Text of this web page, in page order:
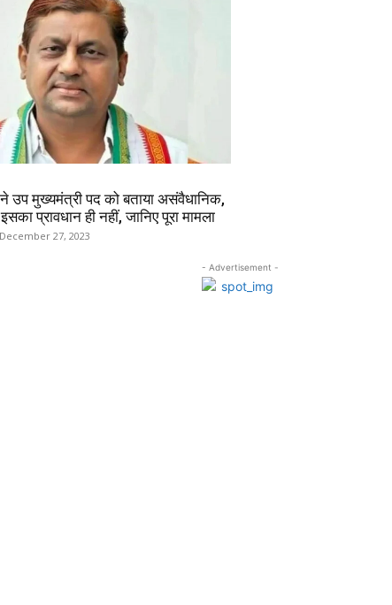
उप मुख्यमंत्री पद को बताया असंवैधानिक,
प्रावधान ही नहीं, जानिए पूरा मामला
December 27, 2023
- Advertisement -